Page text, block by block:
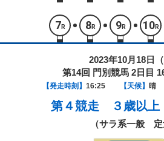
7 R 8R 9R 10R
2023年10月18日（
第14回 門別競馬 2日目
【発走時刻】 16:25 【天候】
第４競走 ３歳以
（サラ系一般 定